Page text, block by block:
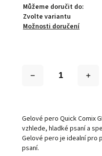
Můžeme doručit do:
Zvolte variantu
Možnosti doručení
Gelové pero Quick Comix
vzhlede, hladké psaní a
Gelové pero je idealní pro
psaní.